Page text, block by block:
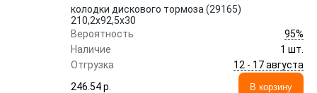
колодки дискового тормоза (29165)
210,2x92,5x30
Вероятность
95%
Наличие
1 шт.
Отгрузка
12 - 17 августа
246.54 p.
В корзину